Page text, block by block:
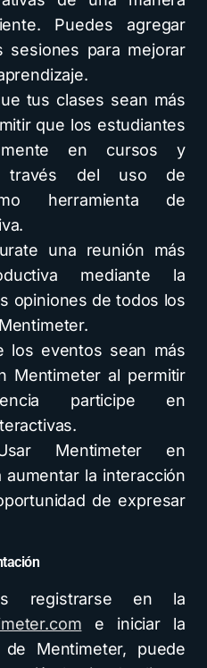
Puedes agregar
sesiones para mejorar
tus clases sean más
que los estudiantes
en cursos y
través del uso de
herramienta de
una reunión más
mediante la
opiniones de todos los
los eventos sean más
Mentimeter al permitir
participe en
Mentimeter en
aumentar la interacción
de expresar
registrarse en la
e iniciar la
Mentimeter, puede